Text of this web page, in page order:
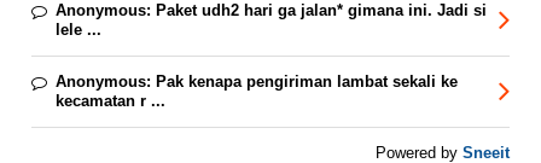
Anonymous: Paket udh2 hari ga jalan* gimana ini. Jadi si
lele ...
Anonymous: Pak kenapa pengiriman lambat sekali ke
kecamatan r ...
Powered by Sneeit